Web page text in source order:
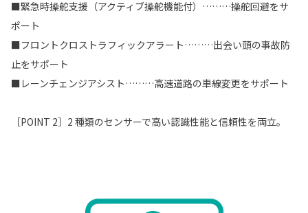
■緊急時操舵支援（アクティブ操舵機能付）………操舵回避をサ
ポート
■フロントクロストラフィックアラート………出会い頭の事故防
止をサポート
■レーンチェンジアシスト………高速道路の車線変更をサポート
［POINT 2］2 種類のセンサーで高い認識性能と信頼性を両立。